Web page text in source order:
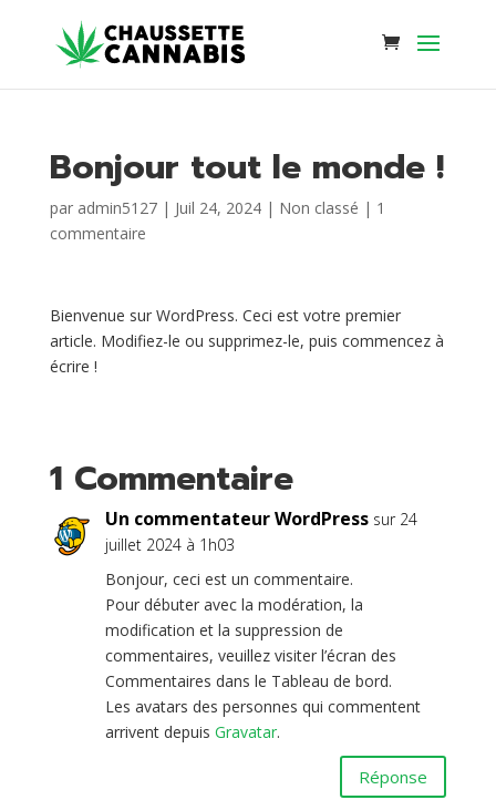
Bonjour tout le monde !
par admin5127| Juil 24, 2024| Non classé | 1
commentaire
Bienvenue sur WordPress. Ceci est votre premier
article. Modifiez-le ou supprimez-le, puis commencez à
écrire !
1 Commentaire
Un commentateur WordPress sur 24
juillet 2024 à 1h03
Bonjour, ceci est un commentaire.
Pour débuter avec la modération, la
modification et la suppression de
commentaires, veuillez visiter l’écran des
Commentaires dans le Tableau de bord.
Les avatars des personnes qui commentent
arrivent depuis Gravatar.
Réponse